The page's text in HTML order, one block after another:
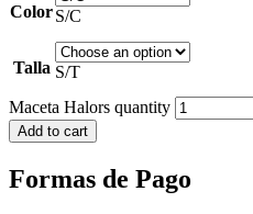
ColorS/C
Talla S/T
Maceta Halors quantity
Add to cart
Formas de Pago